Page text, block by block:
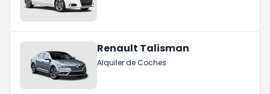
Renault Talisman
Alquiler de Coches